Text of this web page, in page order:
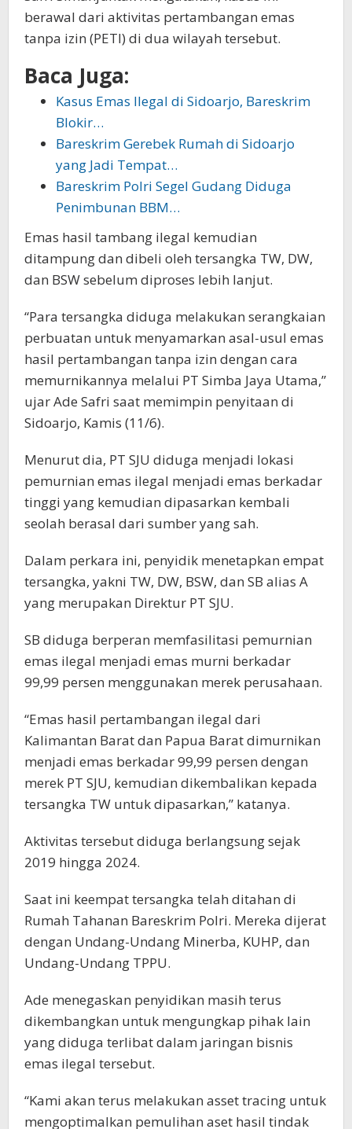
berawal dari aktivitas pertambangan emas
tanpa izin (PETI) di dua wilayah tersebut.
Baca Juga:
Kasus Emas Ilegal di Sidoarjo, Bareskrim
Blokir…
Bareskrim Gerebek Rumah di Sidoarjo
yang Jadi Tempat…
Bareskrim Polri Segel Gudang Diduga
Penimbunan BBM…
Emas hasil tambang ilegal kemudian
ditampung dan dibeli oleh tersangka TW, DW,
dan BSW sebelum diproses lebih lanjut.
“Para tersangka diduga melakukan serangkaian
perbuatan untuk menyamarkan asal-usul emas
hasil pertambangan tanpa izin dengan cara
memurnikannya melalui PT Simba Jaya Utama,”
ujar Ade Safri saat memimpin penyitaan di
Sidoarjo, Kamis (11/6).
Menurut dia, PT SJU diduga menjadi lokasi
pemurnian emas ilegal menjadi emas berkadar
tinggi yang kemudian dipasarkan kembali
seolah berasal dari sumber yang sah.
Dalam perkara ini, penyidik menetapkan empat
tersangka, yakni TW, DW, BSW, dan SB alias A
yang merupakan Direktur PT SJU.
SB diduga berperan memfasilitasi pemurnian
emas ilegal menjadi emas murni berkadar
99,99 persen menggunakan merek perusahaan.
“Emas hasil pertambangan ilegal dari
Kalimantan Barat dan Papua Barat dimurnikan
menjadi emas berkadar 99,99 persen dengan
merek PT SJU, kemudian dikembalikan kepada
tersangka TW untuk dipasarkan,” katanya.
Aktivitas tersebut diduga berlangsung sejak
2019 hingga 2024.
Saat ini keempat tersangka telah ditahan di
Rumah Tahanan Bareskrim Polri. Mereka dijerat
dengan Undang-Undang Minerba, KUHP, dan
Undang-Undang TPPU.
Ade menegaskan penyidikan masih terus
dikembangkan untuk mengungkap pihak lain
yang diduga terlibat dalam jaringan bisnis
emas ilegal tersebut.
“Kami akan terus melakukan asset tracing untuk
mengoptimalkan pemulihan aset hasil tindak